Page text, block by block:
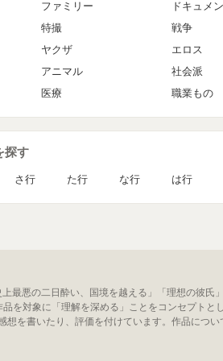
ファミリー
ドキュメ
特撮
戦争
ヤクザ
エロス
アニマル
社会派
医療 職業もの
探す
さ行 た行 な行 は行
悪の二日酔い、国境を越える」「理想の彼氏
を対象に「理解を深める」ことをコンセプトと
を書いたり、評価を付けています。作品につ